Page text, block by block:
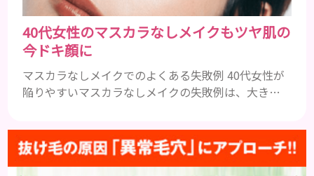
40代女性のマスカラなしメイクもツヤ肌の
今ドキ顔に
マスカラなしメイクでのよくある失敗例 40代女性が
陥りやすいマスカラなしメイクの失敗例は、大きく
りがち ③ファンデーションの粗が目立ち、老けて見
える ①アイメイクにメリハリがなくぼやけて見える